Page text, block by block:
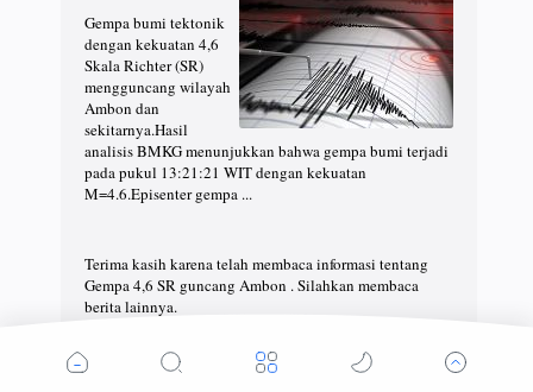
Gempa bumi tektonik
dengan kekuatan 4,6
Skala Richter (SR)
mengguncang wilayah
Ambon dan
sekitarnya.Hasil
analisis BMKG menunjukkan bahwa gempa bumi terjadi
pada pukul 13:21:21 WIT dengan kekuatan
M=4.6.Episenter gempa ...
Terima kasih karena telah membaca informasi tentang
Gempa 4,6 SR guncang Ambon . Silahkan membaca
berita lainnya.
Tingkatkan Kesadaran Tertib